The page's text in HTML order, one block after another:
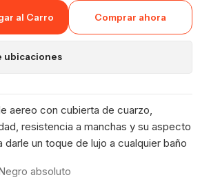
al Carro Comprar ahora
ubicaciones
aereo con cubierta de cuarzo,
resistencia a manchas y su aspecto
un toque de lujo a cualquier baño
absoluto